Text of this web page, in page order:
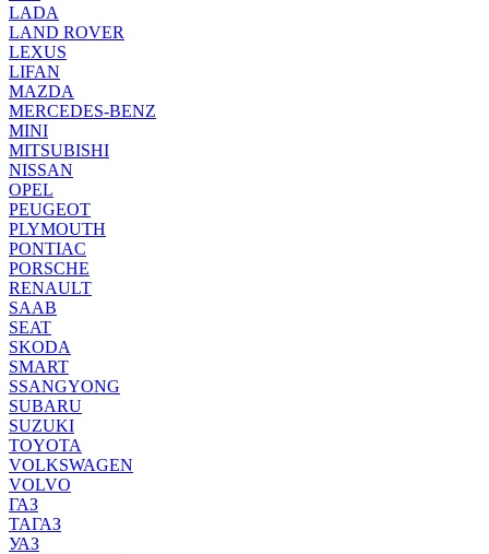
LADA
LAND ROVER
LEXUS
LIFAN
MAZDA
MERCEDES-BENZ
MINI
MITSUBISHI
NISSAN
OPEL
PEUGEOT
PLYMOUTH
PONTIAC
PORSCHE
RENAULT
SAAB
SEAT
SKODA
SMART
SSANGYONG
SUBARU
SUZUKI
TOYOTA
VOLKSWAGEN
VOLVO
ГАЗ
ТАГАЗ
УАЗ